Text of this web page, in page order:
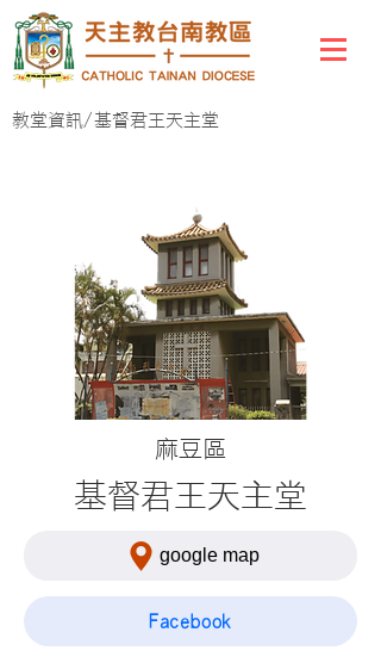
教堂資訊/基督君王天主堂
麻豆區
基督君王天主堂
google map
Facebook